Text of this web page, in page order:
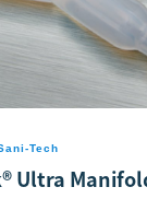
Tech
Ultra